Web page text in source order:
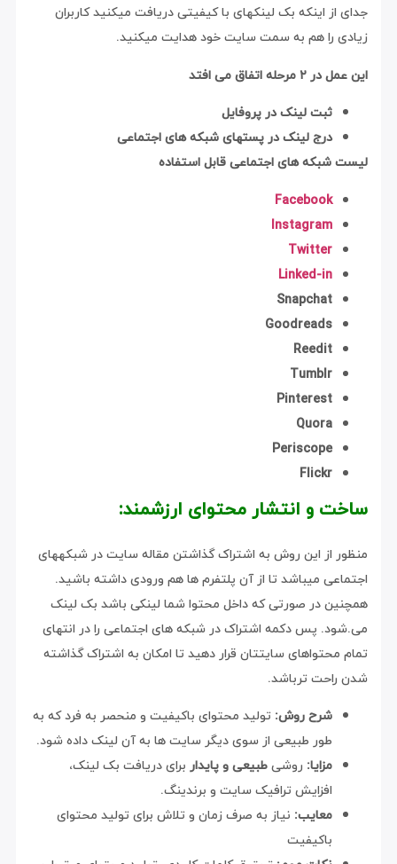
جدای از اینکه بک لینکهای با کیفیتی دریافت میکنید کاربران
زیادی را هم به سمت سایت خود هدایت میکنید.
این عمل در ۲ مرحله اتفاق می افتد
ثبت لینک در پروفایل
درج لینک در پستهای شبکه های اجتماعی
لیست شبکه های اجتماعی قابل استفاده
Facebook
Instagram
Twitter
Linked-in
Snapchat
Goodreads
Reedit
Tumblr
Pinterest
Quora
Periscope
Flickr
ساخت و انتشار محتوای ارزشمند:
منظور از این روش به اشتراک گذاشتن مقاله سایت در شبکههای
اجتماعی میباشد تا از آن پلتفرم ها هم ورودی داشته باشید.
همچنین در صورتی که داخل محتوا شما لینکی باشد بک لینک
می.شود. پس دکمه اشتراک در شبکه های اجتماعی را در انتهای
تمام محتواهای سایتتان قرار دهید تا امکان به اشتراک گذاشته
شدن راحت ترباشد.
شرح روش: تولید محتوای باکیفیت و منحصر به فرد که به
طور طبیعی از سوی دیگر سایت ها به آن لینک داده شود.
مزایا: روشیطبیعی و پایدار برای دریافت بک لینک،
افزایش ترافیک سایت و برندینگ.
معایب: نیاز به صرف زمان و تلاش برای تولید محتوای
باکیفیت